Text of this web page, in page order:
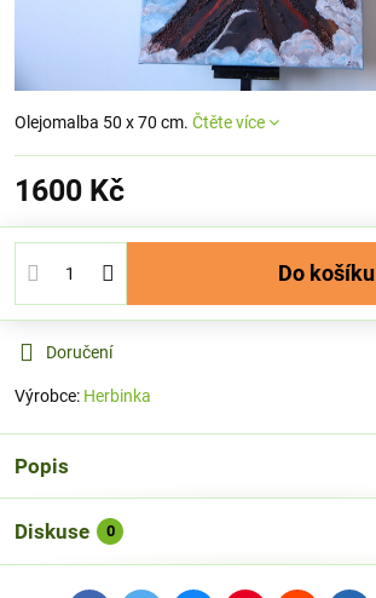
Olejomalba 50 x 70 cm. Čtěte více
1600 Kč
Do košíku
Doručení
Výrobce: Herbinka
Popis
Diskuse 0